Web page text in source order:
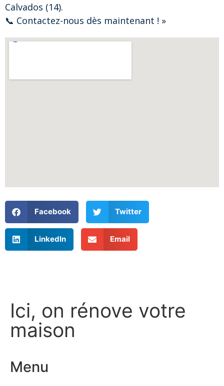
Calvados (14).
📞 Contactez-nous dès maintenant ! »
Facebook Twitter
LinkedIn Email
Ici, on rénove votre
maison
Menu